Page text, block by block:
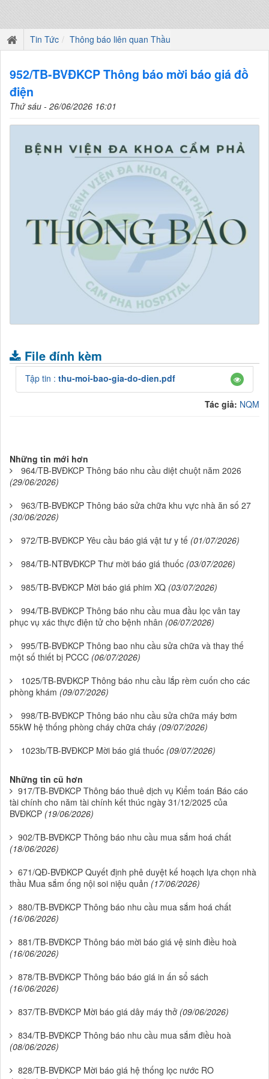
Tin Tức Thông báo liên quan Thầu
952/TB-BVĐKCP Thông báo mời báo giá đồ
điện
Thứ sáu - 26/06/2026 16:01
File đính kèm
Tập tin : thu-moi-bao-gia-do-dien.pdf
Tác giả: NQM
Những tin mới hơn
964/TB-BVĐKCP Thông báo nhu cầu diệt chuột năm 2026
(29/06/2026)
963/TB-BVĐKCP Thông báo sửa chữa khu vực nhà ăn số 27
(30/06/2026)
972/TB-BVĐKCP Yêu cầu báo giá vật tư y tế (01/07/2026)
984/TB-NTBVĐKCP Thư mời báo giá thuốc (03/07/2026)
985/TB-BVĐKCP Mời báo giá phim XQ (03/07/2026)
994/TB-BVĐKCP Thông báo nhu cầu mua đầu lọc vân tay
phục vụ xác thực điện tử cho bệnh nhân (06/07/2026)
995/TB-BVĐKCP Thông bao nhu cầu sửa chữa và thay thế
một số thiết bị PCCC (06/07/2026)
1025/TB-BVĐKCP Thông báo nhu cầu lắp rèm cuốn cho các
phòng khám (09/07/2026)
998/TB-BVĐKCP Thông báo nhu cầu sửa chữa máy bơm
55kW hệ thống phòng cháy chữa cháy (09/07/2026)
1023b/TB-BVĐKCP Mời báo giá thuốc (09/07/2026)
Những tin cũ hơn
917/TB-BVĐKCP Thông báo thuê dịch vụ Kiểm toán Báo cáo
tài chính cho năm tài chính kết thúc ngày 31/12/2025 của
BVĐKCP (19/06/2026)
902/TB-BVĐKCP Thông báo nhu cầu mua sắm hoá chất
(18/06/2026)
671/QĐ-BVĐKCP Quyết định phê duyệt kế hoạch lựa chọn nhà
thầu Mua sắm ống nội soi niệu quản (17/06/2026)
880/TB-BVĐKCP Thông báo nhu cầu mua sắm hoá chất
(16/06/2026)
881/TB-BVĐKCP Thông báo mời báo giá vệ sinh điều hoà
(16/06/2026)
878/TB-BVĐKCP Thông báo báo giá in ấn sổ sách
(16/06/2026)
837/TB-BVĐKCP Mời báo giá dây máy thở (09/06/2026)
834/TB-BVĐKCP Thông báo nhu cầu mua sắm điều hoà
(08/06/2026)
828/TB-BVĐKCP Mời báo giá hệ thống lọc nước RO